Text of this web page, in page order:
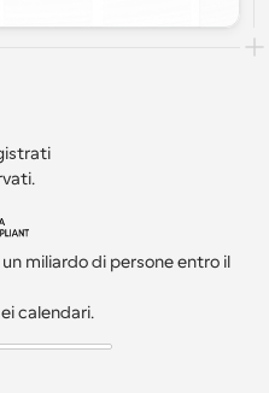
miliardo di persone entro il
calendari.